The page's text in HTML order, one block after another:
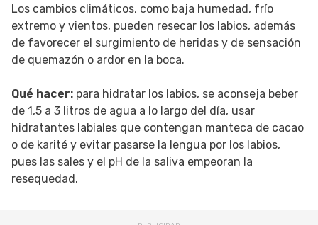
Los cambios climáticos, como baja humedad, frío
extremo y vientos, pueden resecar los labios, además
de favorecer el surgimiento de heridas y de sensación
de quemazón o ardor en la boca.
Qué hacer: para hidratar los labios, se aconseja beber
de 1,5 a 3 litros de agua a lo largo del día, usar
hidratantes labiales que contengan manteca de cacao
o de karité y evitar pasarse la lengua por los labios,
pues las sales y el pH de la saliva empeoran la
resequedad.